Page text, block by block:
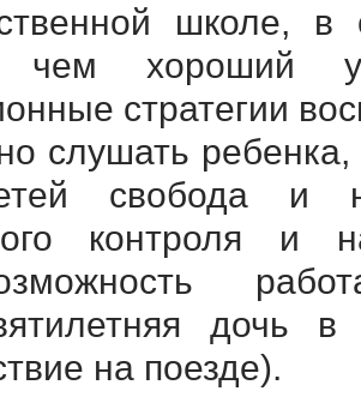
школе,
чем хороший
стратегии
слушать
свобода и
контроля и
дочь
на поезде).